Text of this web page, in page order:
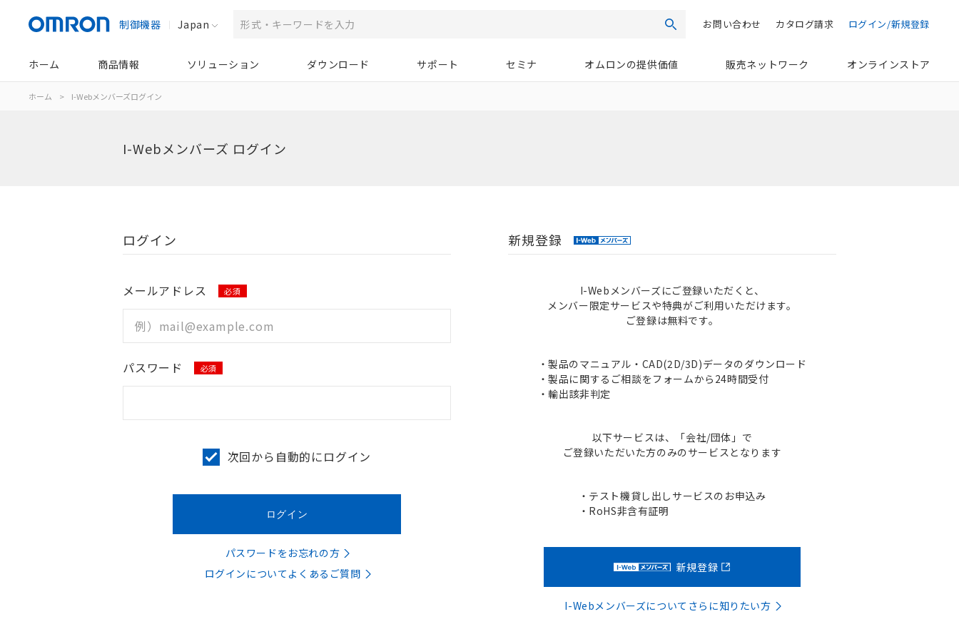
制御機器 Japan 検索 ログイン/新規登録
カタログ請求
お問い合わせ
ホーム 商品情報 ソリューション ダウンロード サポート セミナ オムロンの提供価値 販売ネットワーク オンラインストア
ホーム > I-Webメンバーズログイン
I-Webメンバーズ ログイン
ログイン
メールアドレス 必須
パスワード 必須
次回から自動的にログイン
パスワードをお忘れの方
ログインについてよくあるご質問
新規登録
I-Webメンバーズにご登録いただくと、
メンバー限定サービスや特典がご利用いただけます。
ご登録は無料です。
・製品のマニュアル・CAD(2D/3D)データのダウンロード
・製品に関するご相談をフォームから24時間受付
・輸出該非判定
以下サービスは、「会社/団体」で
ご登録いただいた方のみのサービスとなります
・テスト機貸し出しサービスのお申込み
・RoHS非含有証明
新規登録
I-Webメンバーズについてさらに知りたい方